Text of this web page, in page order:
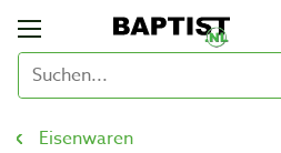
Eisenwaren